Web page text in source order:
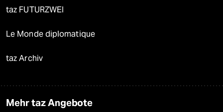
taz FUTURZWEI
Le Monde diplomatique
taz Archiv
Mehr taz Angebote